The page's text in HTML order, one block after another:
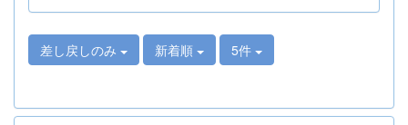
差し戻しのみ 新着順 5件